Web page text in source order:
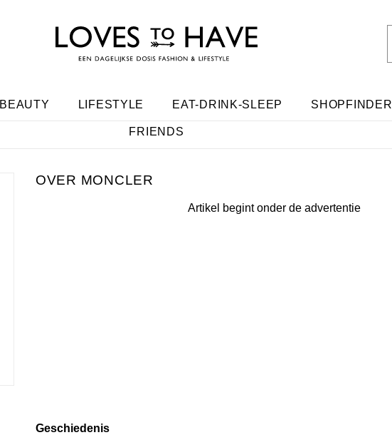
BEAUTY LIFESTYLE EAT-DRINK-SLEEP SHOPFINDER
FRIENDS
MONCLER
Artikel begint onder de advertentie
Geschiedenis